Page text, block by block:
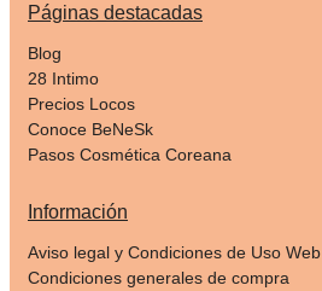
Páginas destacadas
Blog
28 Intimo
Precios Locos
Conoce BeNeSk
Pasos Cosmética Coreana
Información
Aviso legal y Condiciones de Uso Web
Condiciones generales de compra